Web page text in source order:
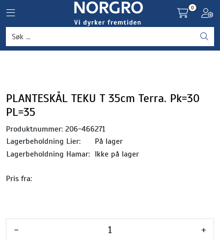
Toggle navigation
0
PLANTESKÅL TEKU T 35cm Terra. Pk=30
PL=35
Produktnummer: 206-466271
Lagerbeholdning Lier:
På lager
Lagerbeholdning Hamar: Ikke på lager
Pris fra:
- +
Grønnsaker
Frukt og bær
Blomster, potter og brett
Driftsmidler